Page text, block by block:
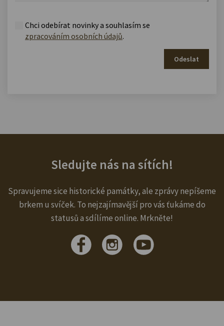
Chci odebírat novinky a souhlasím se
zpracováním osobních údajů.
Odeslat
Sledujte nás na sítích!
Spravujeme sice historické památky, ale zprávy nepíšeme
brkem u svíček. To nejzajímavější pro vás ťukáme do
statusů a sdílíme online. Mrkněte!